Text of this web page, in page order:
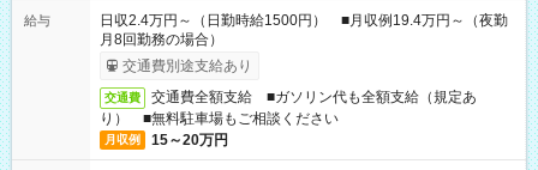
給与
日収2.4万円～（日勤時給1500円） ■月収例19.4万円～（夜勤
月8回勤務の場合）
交通費別途支給あり
交通費
交通費全額支給 ■ガソリン代も全額支給（規定あ
り） ■無料駐車場もご相談ください
月収例 15～20万円